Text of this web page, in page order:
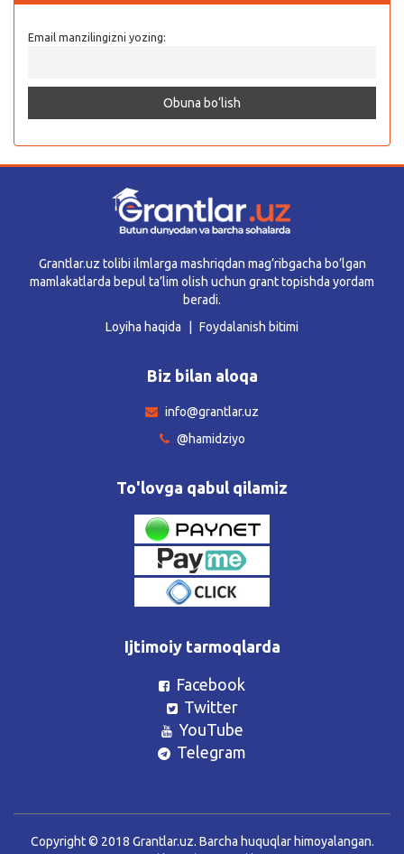
Email manzilingizni yozing:
Grantlar.uz tolibi ilmlarga mashriqdan mag’ribgacha bo’lgan
mamlakatlarda bepul ta’lim olish uchun grant topishda yordam
beradi.
Loyiha haqida
Foydalanish bitimi
Biz bilan aloqa
info@grantlar.uz
@hamidziyo
To'lovga qabul qilamiz
Ijtimoiy tarmoqlarda
Facebook
Twitter
YouTube
Telegram
Copyright © 2018 Grantlar.uz. Barcha huquqlar himoyalangan.